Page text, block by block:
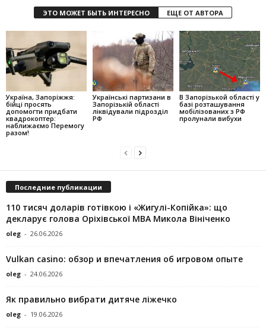
ЭТО МОЖЕТ БЫТЬ ИНТЕРЕСНО ЕЩЕ ОТ АВТОРА
Україна, Запоріжжя:
бійці просять
допомогти придбати
квадрокоптер:
наближаємо Перемогу
разом!
Українські партизани в
Запорізькій області
ліквідували підрозділ
РФ
В Запорізькой області у
базі розташування
мобілізованих з РФ
пролунали вибухи
Последние публикации
110 тисяч доларів готівкою і «Жигулі-Копійка»: що
декларує голова Оріхівської МВА Микола Вініченко
oleg - 26.06.2026
Vulkan casino: обзор и впечатления об игровом опыте
oleg - 24.06.2026
Як правильно вибрати дитяче ліжечко
oleg - 19.06.2026